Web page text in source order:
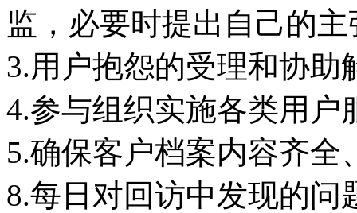
监，必要时提出自己的主
3.用户抱怨的受理和协助
4.参与组织实施各类用户
5.确保客户档案内容齐全
8.每日对回访中发现的